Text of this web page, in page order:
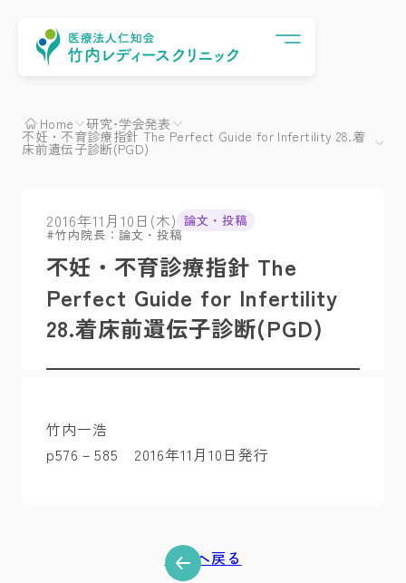
Home 研究･学会発表
不妊・不育診療指針 The Perfect Guide for Infertility 28.着
床前遺伝子診断(PGD)
2016年11月10日(木) 論文・投稿
竹内院長：論文・投稿
不妊・不育診療指針 The
Perfect Guide for Infertility
28.着床前遺伝子診断(PGD)
竹内一浩
p576－585 2016年11月10日発行
一覧へ戻る